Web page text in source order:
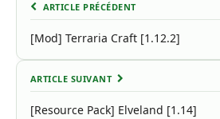
ARTICLE PRÉCÉDENT
[Mod] Terraria Craft [1.12.2]
ARTICLE SUIVANT
[Resource Pack] Elveland [1.14]